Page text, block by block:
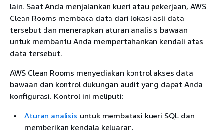
lain. Saat Anda menjalankan kueri atau pekerjaan, AWS
Clean Rooms membaca data dari lokasi asli data
tersebut dan menerapkan aturan analisis bawaan
untuk membantu Anda mempertahankan kendali atas
data tersebut.
AWS Clean Rooms menyediakan kontrol akses data
bawaan dan kontrol dukungan audit yang dapat Anda
konfigurasi. Kontrol ini meliputi:
Aturan analisis untuk membatasi kueri SQL dan
memberikan kendala keluaran.